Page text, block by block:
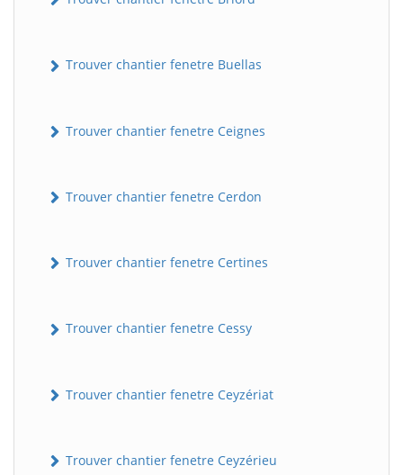
Trouver chantier fenetre Buellas
Trouver chantier fenetre Ceignes
Trouver chantier fenetre Cerdon
Trouver chantier fenetre Certines
Trouver chantier fenetre Cessy
Trouver chantier fenetre Ceyzériat
Trouver chantier fenetre Ceyzérieu